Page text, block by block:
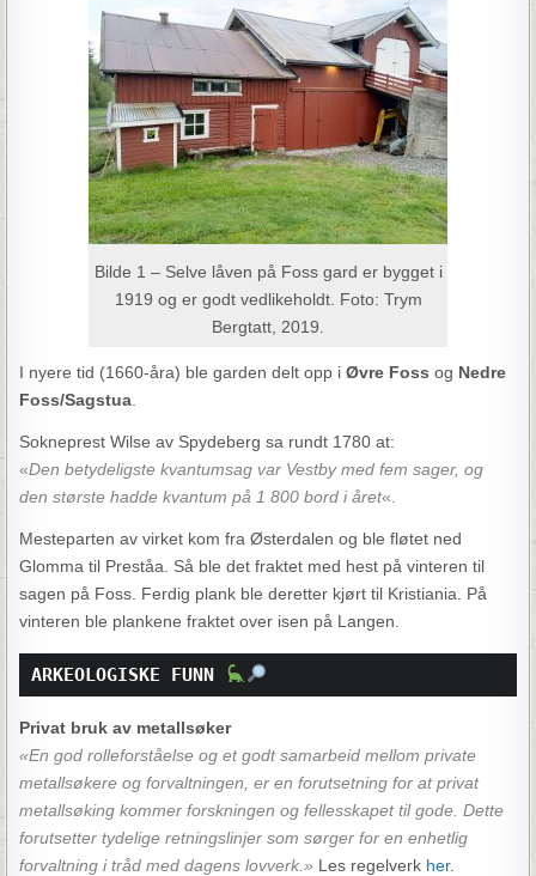
Bilde 1 – Selve låven på Foss gard er bygget i
1919 og er godt vedlikeholdt. Foto: Trym
Bergtatt, 2019.
I nyere tid (1660-åra) ble garden delt opp iØvre Foss og Nedre
Foss/Sagstua
Sokneprest Wilse av Spydeberg sa rundt 1780 at:
«Den betydeligste kvantumsag var Vestby med fem sager, og
den største hadde kvantum på 1 800 bord i året«.
Mesteparten av virket kom fra Østerdalen og ble fløtet ned
Glomma til Preståa. Så ble det fraktet med hest på vinteren til
sagen på Foss. Ferdig plank ble deretter kjørt til Kristiania. På
vinteren ble plankene fraktet over isen på Langen.
ARKEOLOGISKE FUNN
Privat bruk av metallsøker
«En god rolleforståelse og et godt samarbeid mellom private
metallsøkere og forvaltningen, er en forutsetning for at privat
metallsøking kommer forskningen og fellesskapet til gode. Dette
forutsetter tydelige retningslinjer som sørger for en enhetlig
forvaltning i tråd med dagens lovverk.» Les regelverk her.